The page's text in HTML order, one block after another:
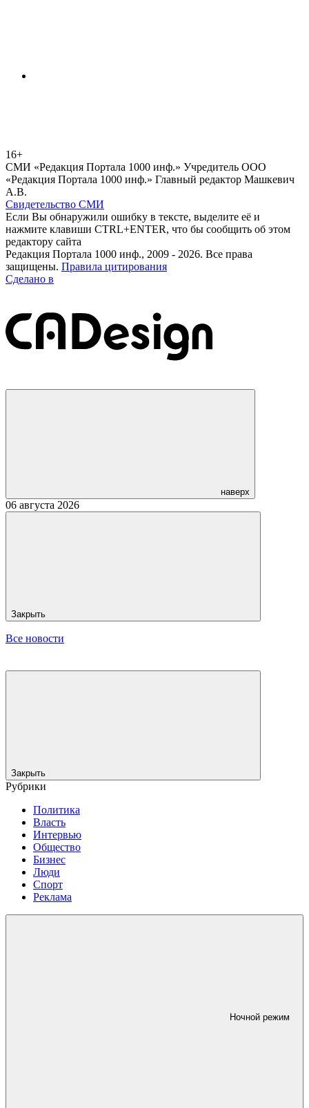
16+
СМИ «Редакция Портала 1000 инф.» Учредитель ООО
«Редакция Портала 1000 инф.» Главный редактор Машкевич
А.В.
Свидетельство СМИ
Если Вы обнаружили ошибку в тексте, выделите её и
нажмите клавиши CTRL+ENTER, что бы сообщить об этом
редактору сайта
Редакция Портала 1000 инф., 2009 - 2026. Все права
защищены. Правила цитирования
Сделано в
наверх
06 августа 2026
Закрыть
Все новости
Закрыть
Рубрики
Политика
Власть
Интервью
Общество
Бизнес
Люди
Спорт
Реклама
Ночной режим